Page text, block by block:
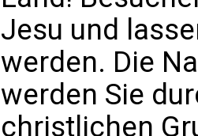
Jesu und
werden. Die
werden Sie
christlichen